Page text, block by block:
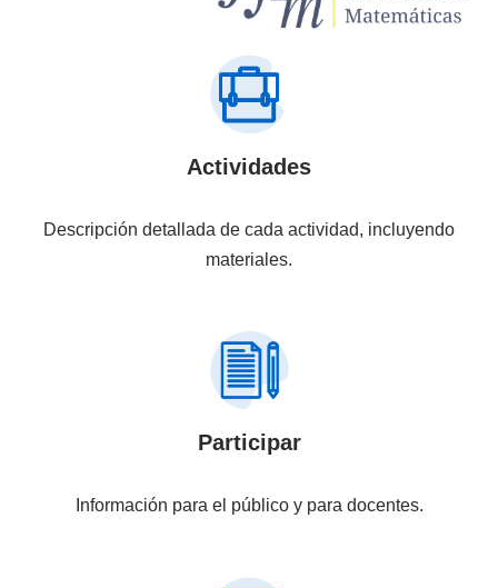
Actividades
Descripción detallada de cada actividad, incluyendo
materiales.
Participar
Información para el público y para docentes.